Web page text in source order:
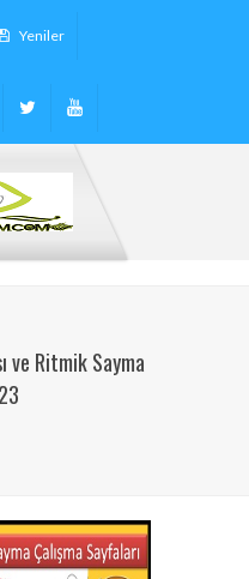
Yeniler
ve Ritmik Sayma